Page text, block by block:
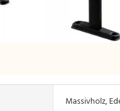
Massivholz,